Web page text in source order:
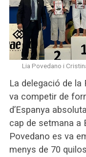
Lia Povedano i
La delegació de la
va competir de
d’Espanya
cap de setmana a
Povedano es va
menys de 70